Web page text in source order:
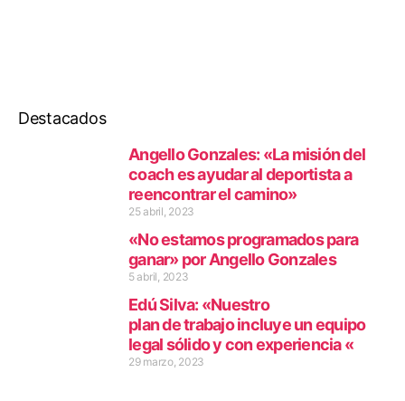
Destacados
Angello Gonzales: «La misión del
coach es ayudar al deportista a
reencontrar el camino»
25 abril, 2023
«No estamos programados para
ganar» por Angello Gonzales
5 abril, 2023
Edú Silva: «Nuestro
plan de trabajo incluye un equipo
legal sólido y con experiencia «
29 marzo, 2023